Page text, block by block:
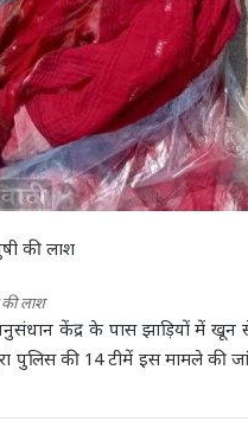
की लाश
केंद्र के पास झाड़ियों में खून
पुलिस की 14 टीमें इस मामले की